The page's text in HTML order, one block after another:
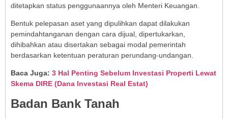
ditetapkan status penggunaannya oleh Menteri Keuangan.
Bentuk pelepasan aset yang dipulihkan dapat dilakukan
pemindahtanganan dengan cara dijual, dipertukarkan,
dihibahkan atau disertakan sebagai modal pemerintah
berdasarkan ketentuan peraturan perundang-undangan.
Baca Juga: 3 Hal Penting Sebelum Investasi Properti Lewat
Skema DIRE (Dana Investasi Real Estat)
Badan Bank Tanah